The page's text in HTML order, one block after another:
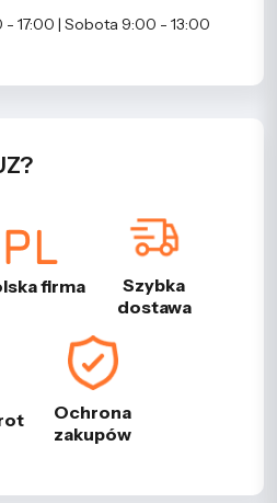
17:00 | Sobota 9:00 - 13:00
firma
Szybka
dostawa
Ochrona
zakupów